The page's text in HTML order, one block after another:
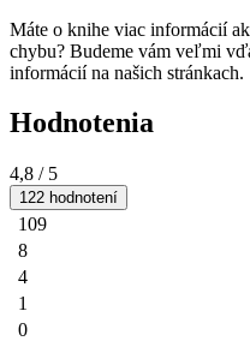
Máte o knihe viac informácií
chybu? Budeme vám veľmi
informácií na našich stránkach.
Hodnotenia
4,8 / 5
122 hodnotení
109
8
4
1
0